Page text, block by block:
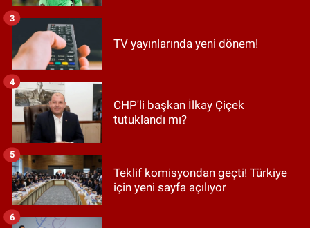
TV yayınlarında yeni dönem!
3
CHP'li başkan İlkay Çiçek
tutuklandı mı?
4
Teklif komisyondan geçti! Türkiye
için yeni sayfa açılıyor
5
6